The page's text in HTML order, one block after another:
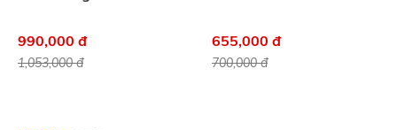
990,000 đ
1,053,000 đ
655,000 đ
700,000 đ